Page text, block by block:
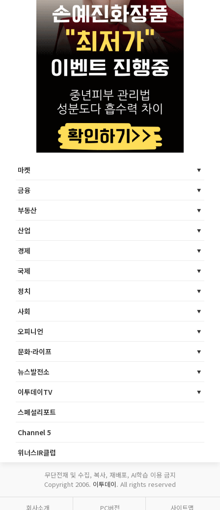
마켓
금융
부동산
산업
경제
국제
정치
사회
오피니언
문화·라이프
뉴스발전소
이투데이TV
스페셜리포트
Channel 5
위너스IR클럽
무단전재 및 수집, 복사, 재배포, AI학습 이용 금지
Copyright 2006. 이투데이. All rights reserved
회사소개 PC버전 사이트맵